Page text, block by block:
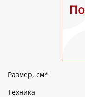
Размер, см*
Техника